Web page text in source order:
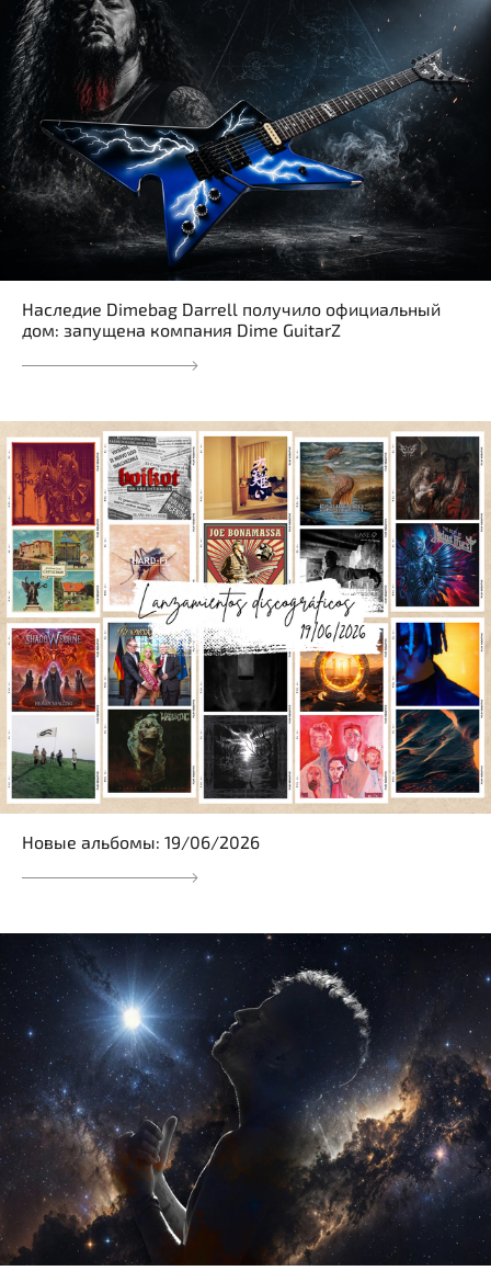
Наследие Dimebag Darrell получило официальный
дом: запущена компания Dime GuitarZ
Новые альбомы: 19/06/2026